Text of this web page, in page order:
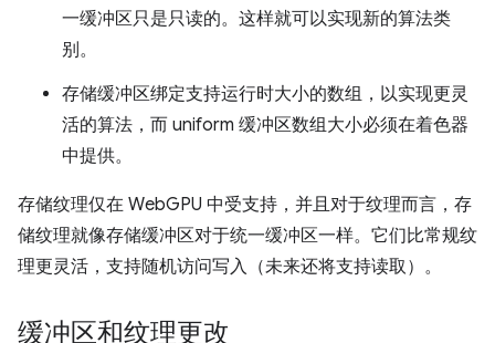
一缓冲区只是只读的。这样就可以实现新的算法类
别。
存储缓冲区绑定支持运行时大小的数组，以实现更灵
活的算法，而 uniform 缓冲区数组大小必须在着色器
中提供。
存储纹理仅在 WebGPU 中受支持，并且对于纹理而言，存
储纹理就像存储缓冲区对于统一缓冲区一样。它们比常规纹
理更灵活，支持随机访问写入（未来还将支持读取）。
缓冲区和纹理更改